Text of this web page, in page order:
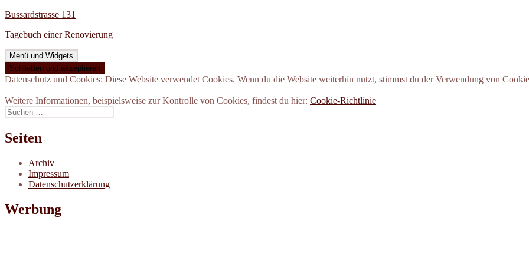
Zum
springen
Bussardstrasse 131
Tagebuch einer Renovierung
Menü und Widgets
Datenschutz und Cookies: Diese Website verwendet Cookies. Wenn du die Website weiterhin nutzt, stimmst du der Verwendung von
Weitere Informationen, beispielsweise zur Kontrolle von Cookies, findest du hier: Cookie-Richtlinie
Suchen
nach:
Seiten
Archiv
Impressum
Datenschutzerklärung
Werbung